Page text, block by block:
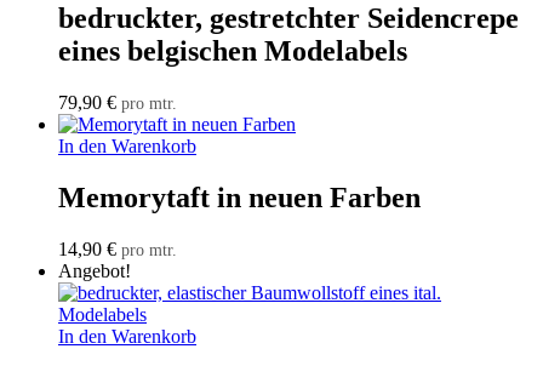
bedruckter, gestretchter Seidencrepe
eines belgischen Modelabels
79,90 € pro mtr.
In den Warenkorb
Memorytaft in neuen Farben
14,90 € pro mtr.
Angebot!
In den Warenkorb